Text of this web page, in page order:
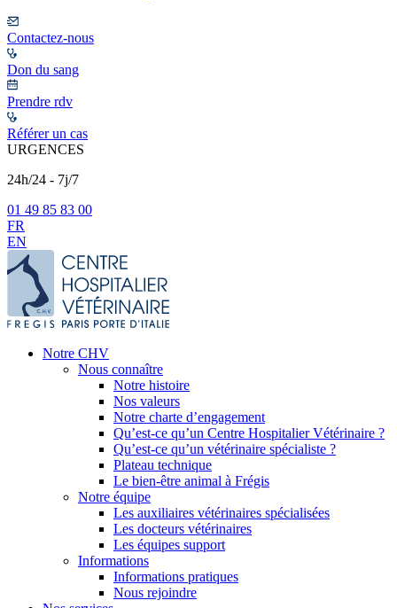
Contactez-nous
Don du sang
Prendre rdv
Référer un cas
URGENCES
24h/24 - 7j/7
01 49 85 83 00
FR
EN
Notre CHV
Nous connaître
Notre histoire
Nos valeurs
Notre charte d’engagement
Qu’est-ce qu’un Centre Hospitalier Vétérinaire ?
Qu’est-ce qu’un vétérinaire spécialiste ?
Plateau technique
Le bien-être animal à Frégis
Notre équipe
Les auxiliaires vétérinaires spécialisées
Les docteurs vétérinaires
Les équipes support
Informations
Informations pratiques
Nous rejoindre